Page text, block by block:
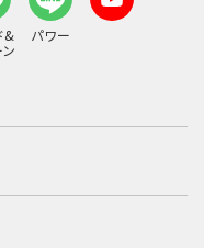
&
パワー